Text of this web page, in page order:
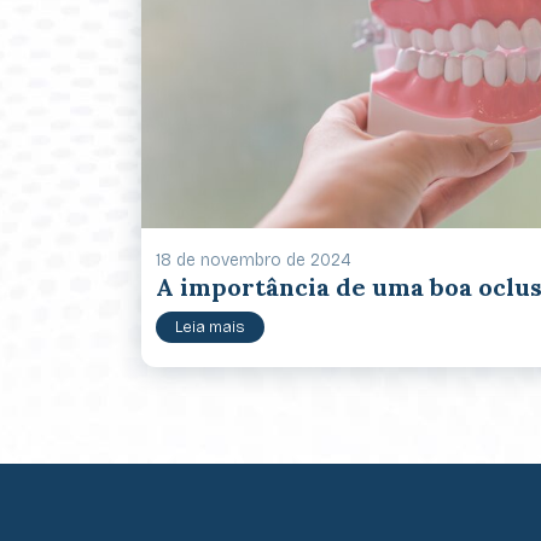
18 de novembro de 2024
A importância de uma boa
Leia mais